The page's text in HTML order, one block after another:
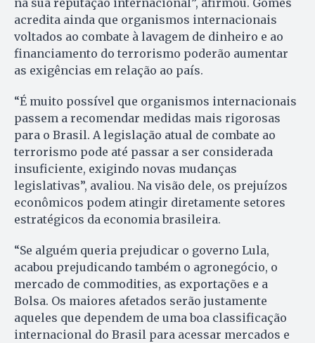
na sua reputação internacional”, afirmou. Gomes
acredita ainda que organismos internacionais
voltados ao combate à lavagem de dinheiro e ao
financiamento do terrorismo poderão aumentar
as exigências em relação ao país.
“É muito possível que organismos internacionais
passem a recomendar medidas mais rigorosas
para o Brasil. A legislação atual de combate ao
terrorismo pode até passar a ser considerada
insuficiente, exigindo novas mudanças
legislativas”, avaliou. Na visão dele, os prejuízos
econômicos podem atingir diretamente setores
estratégicos da economia brasileira.
“Se alguém queria prejudicar o governo Lula,
acabou prejudicando também o agronegócio, o
mercado de commodities, as exportações e a
Bolsa. Os maiores afetados serão justamente
aqueles que dependem de uma boa classificação
internacional do Brasil para acessar mercados e